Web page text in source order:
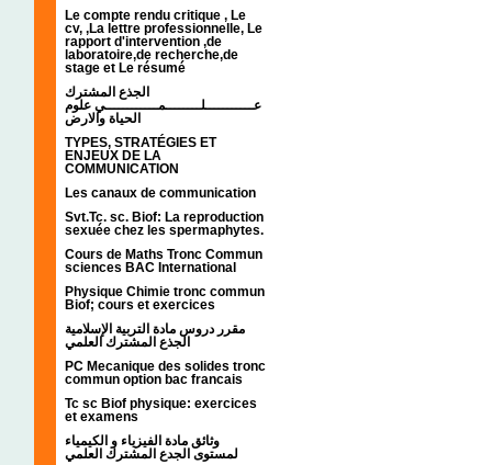
Le compte rendu critique , Le
cv, ,La lettre professionnelle, Le
rapport d'intervention ,de
laboratoire,de recherche,de
stage et Le résumé
الجذع المشترك
عـــــــــــلــــــــمــــــــــــي علوم
الحياة والارض
TYPES, STRATÉGIES ET
ENJEUX DE LA
COMMUNICATION
Les canaux de communication
Svt.Tc. sc. Biof: La reproduction
sexuée chez les spermaphytes.
Cours de Maths Tronc Commun
sciences BAC International
Physique Chimie tronc commun
Biof; cours et exercices
مقرر دروس مادة التربية الإسلامية
الجذع المشترك العلمي
PC Mecanique des solides tronc
commun option bac francais
Tc sc Biof physique: exercices
et examens
وثائق مادة الفيزياء و الكيمياء